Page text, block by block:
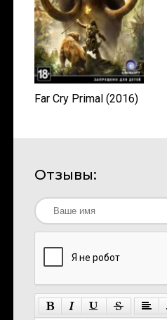
Far Cry Primal (2016)
Отзывы: